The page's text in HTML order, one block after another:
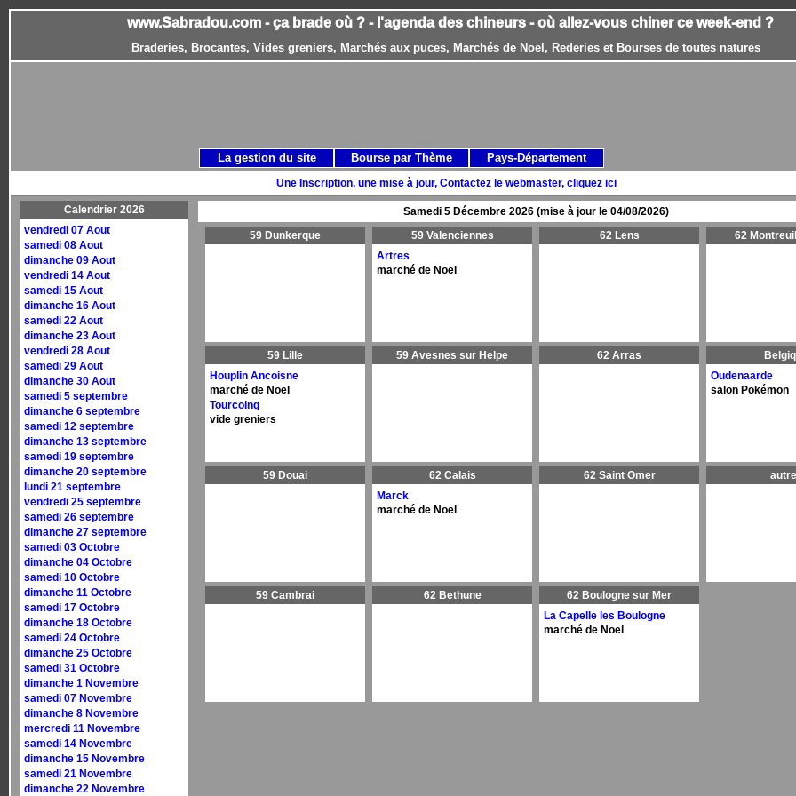
www.Sabradou.com - ça brade où ? - l'agenda des chineurs - où allez-vous chiner ce week-end ?
Braderies, Brocantes, Vides greniers, Marchés aux puces, Marchés de Noel, Rederies et Bourses de toutes natures
Une Inscription, une mise à jour, Contactez le webmaster, cliquez ici
Calendrier 2026
vendredi 07 Aout
samedi 08 Aout
dimanche 09 Aout
vendredi 14 Aout
samedi 15 Aout
dimanche 16 Aout
samedi 22 Aout
dimanche 23 Aout
vendredi 28 Aout
samedi 29 Aout
dimanche 30 Aout
samedi 5 septembre
dimanche 6 septembre
samedi 12 septembre
dimanche 13 septembre
samedi 19 septembre
dimanche 20 septembre
lundi 21 septembre
vendredi 25 septembre
samedi 26 septembre
dimanche 27 septembre
samedi 03 Octobre
dimanche 04 Octobre
samedi 10 Octobre
dimanche 11 Octobre
samedi 17 Octobre
dimanche 18 Octobre
samedi 24 Octobre
dimanche 25 Octobre
samedi 31 Octobre
dimanche 1 Novembre
samedi 07 Novembre
dimanche 8 Novembre
mercredi 11 Novembre
samedi 14 Novembre
dimanche 15 Novembre
samedi 21 Novembre
dimanche 22 Novembre
Samedi 5 Décembre 2026 (mise à jour le 04/08/2026)
59 Dunkerque
59 Lille
Houplin Ancoisne
marché de Noel
Tourcoing
vide greniers
59 Douai
59 Cambrai
59 Valenciennes
Artres
marché de Noel
59 Avesnes sur Helpe
62 Calais
Marck
marché de Noel
62 Bethune
62 Lens
62 Arras
62 Saint Omer
62 Boulogne sur Mer
La Capelle les Boulogne
marché de Noel
62
Oudenaarde
salon Pokémon
La gestion du site Bourse par Thème Pays-Département